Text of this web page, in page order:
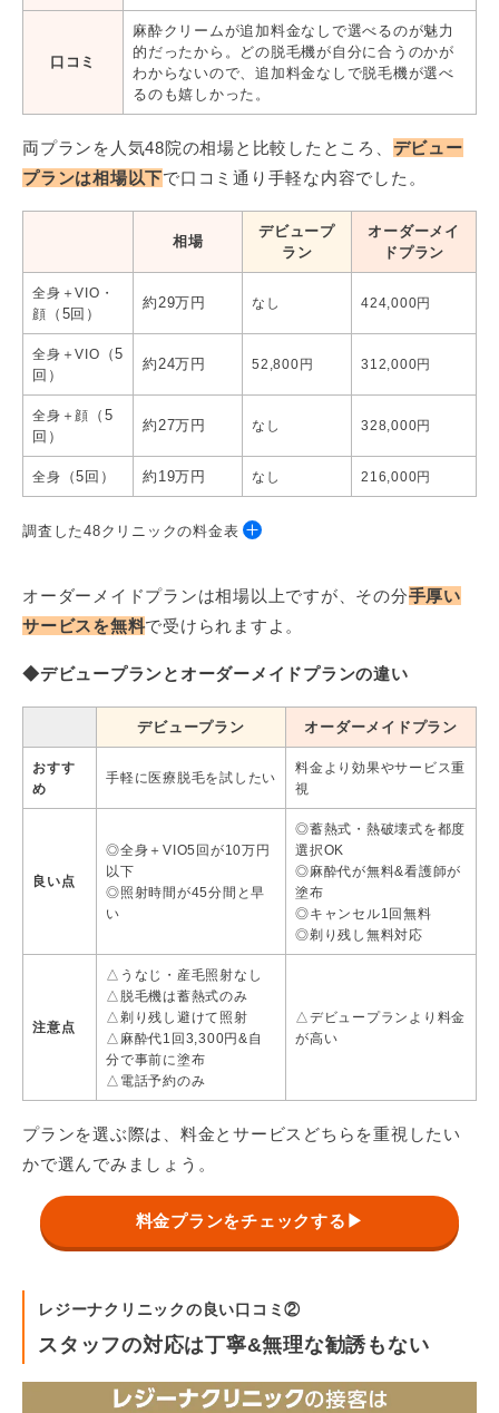
口コミ
麻酔クリームが追加料金なしで選べるのが魅力
的だったから。どの脱毛機が自分に合うのかが
わからないので、追加料金なしで脱毛機が選べ
るのも嬉しかった。
両プランを人気48院の相場と比較したところ、 デビュー
プランは相場以下で口コミ通り手軽な内容でした。
相場
デビュープ
ラン
オーダーメイ
ドプラン
全身＋VIO・
顔 （5回）
約29万円 なし 424,000円
全身＋VIO （5
回）
約24万円 52,800円 312,000円
全身＋顔
（5
回）
約27万円 なし 328,000円
全身 （5回） 約19万円 なし 216,000円
調査した48クリニックの料金表
クリニック名 全身
全身＋顔＋
VIO
湘南美容クリニック
ー
※61,200円
（6回）
※104,400
（6回）
リゼクリニック 64,800円 129,800円
美容皮膚科あおばクリニック 134,000円 199,000円
ジェニークリニック 125,000円
聖心美容クリニック 347,600円
198,000円
DMTC美容皮膚科
トイトイトイクリニック
※トイトイトイクリニックは
2025年2月に営業停止しました
126,000円
フェミークリニック
ブランクリニック ー ー
フレイアクリニック
リアラクリニック 141,900円 290,400円
レジーナクリニック 215,250円 378,000円
横浜マリアクリニック 146,000円
オーダーメイドプランは相場以上ですが、その分手厚い
サービスを無料で受けられますよ。
◆デビュープランとオーダーメイドプランの違い
デビュープラン オーダーメイドプラン
おすす
め
手軽に医療脱毛を試したい
料金より効果やサービス重
視
良い点
◎全身＋VIO5回が10万円
以下
◎照射時間が45分間と早
い
◎蓄熱式・熱破壊式を都度
選択OK
◎麻酔代が無料&看護師が
塗布
◎キャンセル1回無料
◎剃り残し無料対応
注意点
△うなじ・産毛照射なし
△脱毛機は蓄熱式のみ
△剃り残し避けて照射
△麻酔代1回3,300円&自
分で事前に塗布
△電話予約のみ
△デビュープランより料金
が高い
プランを選ぶ際は、料金とサービスどちらを重視したい
かで選んでみましょう。
料金プランをチェックする▶
レジーナクリニックの良い口コミ②
スタッフの対応は丁寧&無理な勧誘もない